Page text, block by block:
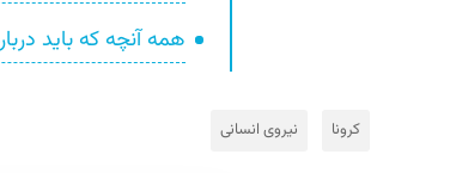
همه آنچه که باید
کرونا نیروی انسانی